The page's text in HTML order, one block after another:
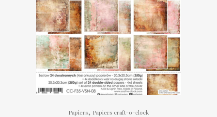
Papiers, Papiers craft-o-clock